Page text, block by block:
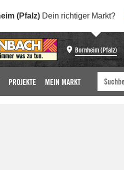
(Pfalz) Dein richtiger Markt?
Bornheim (Pfalz)
PROJEKTE MEIN MARKT